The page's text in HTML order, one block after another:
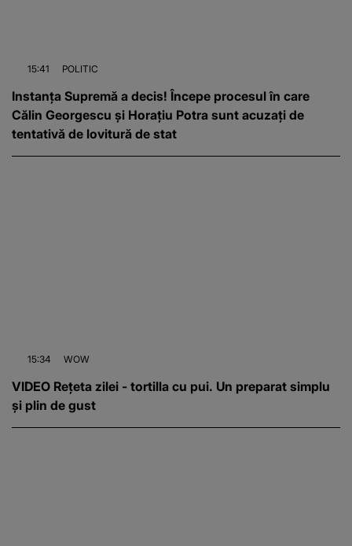
15:41 POLITIC
Instanța Supremă a decis! Începe procesul în care
Călin Georgescu și Horațiu Potra sunt acuzați de
tentativă de lovitură de stat
15:34 WOW
VIDEO Rețeta zilei - tortilla cu pui. Un preparat simplu
și plin de gust